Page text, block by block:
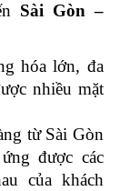
Sài Gòn –
hóa lớn, đa
nhiều mặt
từ Sài Gòn
được các
của khách